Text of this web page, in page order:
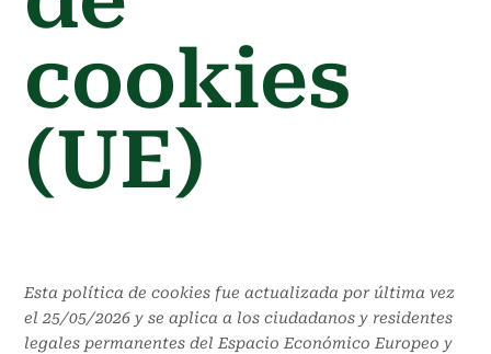
cookies
(UE)
Esta política de cookies fue actualizada por última vez
el 25/05/2026 y se aplica a los ciudadanos y residentes
legales permanentes del Espacio Económico Europeo y